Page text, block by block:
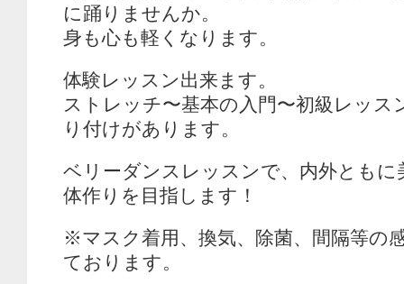
に踊りませんか。
身も心も軽くなります。
体験レッスン出来ます。
ストレッチ〜基本の入門〜初級レッス
り付けがあります。
ベリーダンスレッスンで、内外ともに
体作りを目指します！
※マスク着用、換気、除菌、間隔等の
ております。